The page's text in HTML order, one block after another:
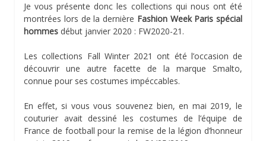
Je vous présente donc les collections qui nous ont été
montrées lors de la dernière Fashion Week Paris spécial
hommes début janvier 2020 : FW2020-21.
Les collections Fall Winter 2021 ont été l’occasion de
découvrir une autre facette de la marque Smalto,
connue pour ses costumes impéccables.
En effet, si vous vous souvenez bien, en mai 2019, le
couturier avait dessiné les costumes de l’équipe de
France de football pour la remise de la légion d’honneur